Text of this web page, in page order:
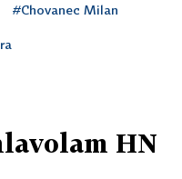
#Chovanec Milan
HN